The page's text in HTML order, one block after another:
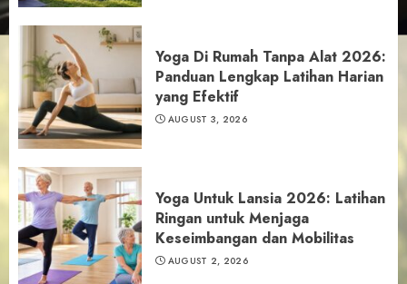
Yoga Di Rumah Tanpa Alat 2026:
Panduan Lengkap Latihan Harian
yang Efektif
AUGUST 3, 2026
Yoga Untuk Lansia 2026: Latihan
Ringan untuk Menjaga
Keseimbangan dan Mobilitas
AUGUST 2, 2026